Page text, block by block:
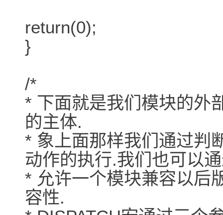
return(0);
}
/*
* 下面就是我们模块的外
的主体.
* 象上面那样我们通过判
动作的执行.我们也可以
* 允许一个模块兼容以后
容性.